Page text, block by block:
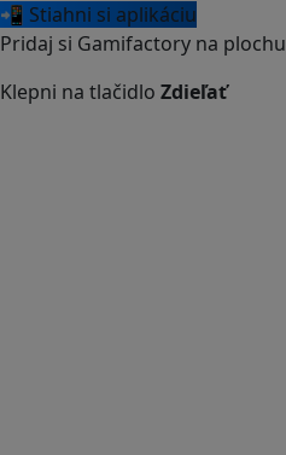
📲 Stiahni si aplikáciu
Pridaj si Gamifactory na plochu
Klepni na tlačidlo Zdieľať